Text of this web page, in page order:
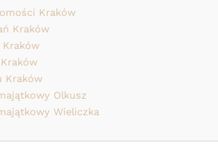
Kraków
Kraków
Kraków
Kraków
Olkusz
Wieliczka